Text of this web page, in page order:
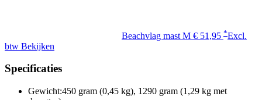
Beachvlag mast M € 51,95 *Excl.
btw Bekijken
Specificaties
Gewicht:450 gram (0,45 kg), 1290 gram (1,29 kg met